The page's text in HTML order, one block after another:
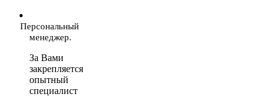
Персональный
менеджер.
За Вами
закрепляется
опытный
специалист